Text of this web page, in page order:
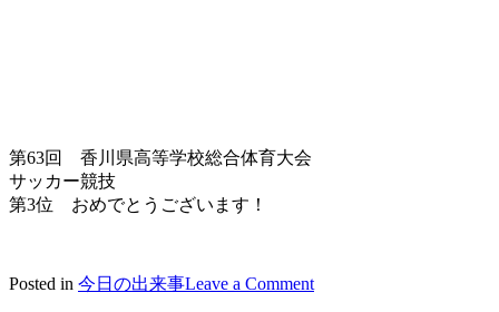
第63回 香川県高等学校総合体育大会
サッカー競技
第3位 おめでとうございます！
Posted in 今日の出来事Leave a Commenton